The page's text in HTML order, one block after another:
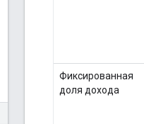
Фиксированная
доля дохода